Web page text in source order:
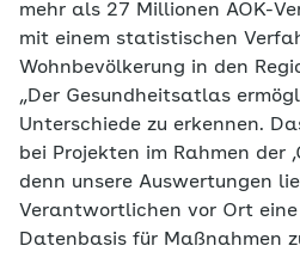
mehr als 27 Millionen AOK-
mit einem statistischen
Wohnbevölkerung in den
„Der Gesundheitsatlas
Unterschiede zu erkennen.
bei Projekten im Rahmen der
denn unsere Auswertungen
Verantwortlichen vor Ort
Datenbasis für Maßnahmen